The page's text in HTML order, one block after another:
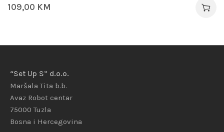
109,00 KM
“Set Up S” d.o.o.
Maršala Tita b.b.
Avaz Robot centar
75000 Tuzla
Bosna i Hercegovina